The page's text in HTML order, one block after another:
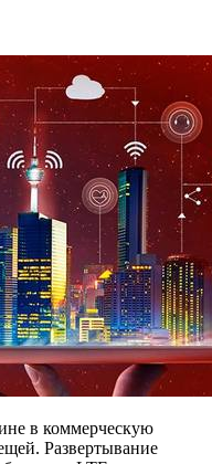
в коммерческую
Развертывание